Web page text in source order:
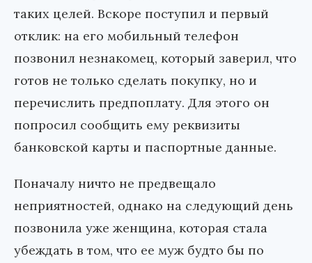
таких целей. Вскоре поступил и первый
отклик: на его мобильный телефон
позвонил незнакомец, который заверил, что
готов не только сделать покупку, но и
перечислить предпоплату. Для этого он
попросил сообщить ему реквизиты
банковской карты и паспортные данные.
Поначалу ничто не предвещало
неприятностей, однако на следующий день
позвонила уже женщина, которая стала
убеждать в том, что ее муж будто бы по